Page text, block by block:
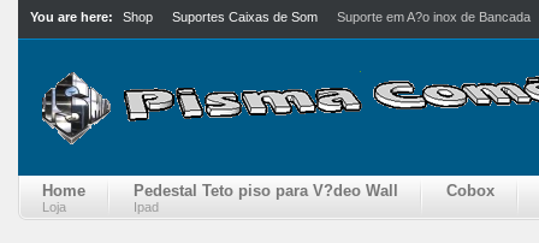
You are here: Shop Suportes Caixas de Som Suporte em A?o inox de Bancada
Home
Loja
Pedestal Teto piso para V?deo Wall
Ipad
Cobox